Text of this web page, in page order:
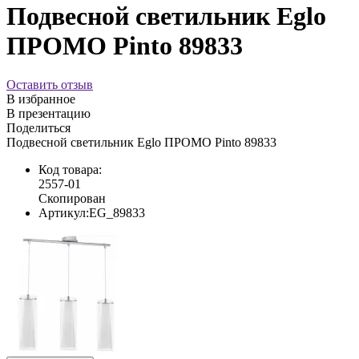
Подвесной светильник Eglo
ПРОМО Pinto 89833
Оставить отзыв
В избранное
В презентацию
Поделиться
Подвесной светильник Eglo ПРОМО Pinto 89833
Код товара:
2557-01
Скопирован
Артикул:EG_89833